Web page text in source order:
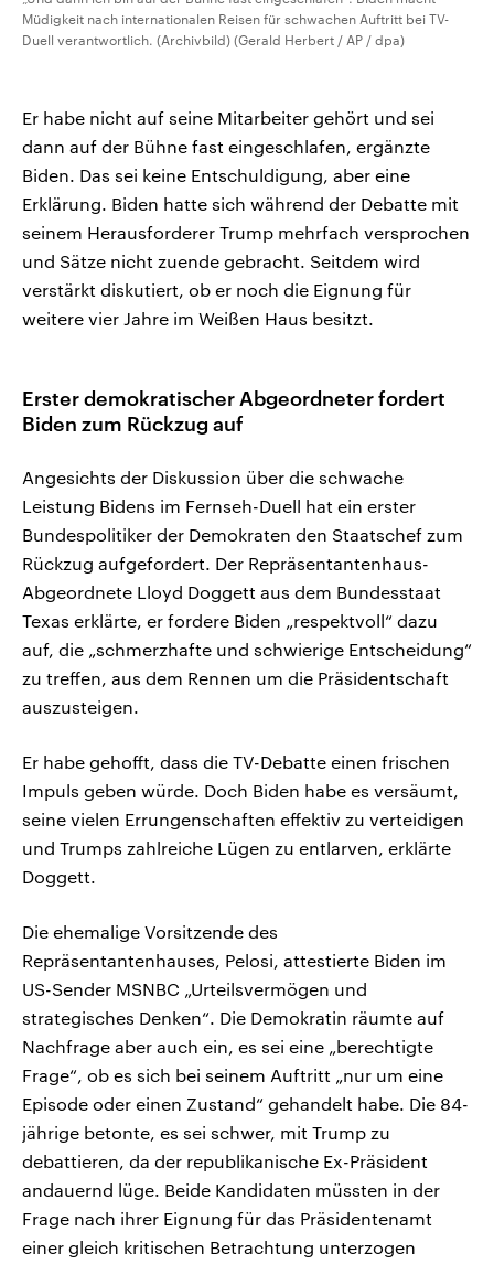
Müdigkeit nach internationalen Reisen für schwachen Auftritt bei TV-
Duell verantwortlich. (Archivbild) (Gerald Herbert / AP / dpa)
Er habe nicht auf seine Mitarbeiter gehört und sei
dann auf der Bühne fast eingeschlafen, ergänzte
Biden. Das sei keine Entschuldigung, aber eine
Erklärung. Biden hatte sich während der Debatte mit
seinem Herausforderer Trump mehrfach versprochen
und Sätze nicht zuende gebracht. Seitdem wird
verstärkt diskutiert, ob er noch die Eignung für
weitere vier Jahre im Weißen Haus besitzt.
Erster demokratischer Abgeordneter fordert
Biden zum Rückzug auf
Angesichts der Diskussion über die schwache
Leistung Bidens im Fernseh-Duell hat ein erster
Bundespolitiker der Demokraten den Staatschef zum
Rückzug aufgefordert. Der Repräsentantenhaus-
Abgeordnete Lloyd Doggett aus dem Bundesstaat
Texas erklärte, er fordere Biden „respektvoll“ dazu
auf, die „schmerzhafte und schwierige Entscheidung“
zu treffen, aus dem Rennen um die Präsidentschaft
auszusteigen.
Er habe gehofft, dass die TV-Debatte einen frischen
Impuls geben würde. Doch Biden habe es versäumt,
seine vielen Errungenschaften effektiv zu verteidigen
und Trumps zahlreiche Lügen zu entlarven, erklärte
Doggett.
Die ehemalige Vorsitzende des
Repräsentantenhauses, Pelosi, attestierte Biden im
US-Sender MSNBC „Urteilsvermögen und
strategisches Denken“. Die Demokratin räumte auf
Nachfrage aber auch ein, es sei eine „berechtigte
Frage“, ob es sich bei seinem Auftritt „nur um eine
Episode oder einen Zustand“ gehandelt habe. Die 84-
jährige betonte, es sei schwer, mit Trump zu
debattieren, da der republikanische Ex-Präsident
andauernd lüge. Beide Kandidaten müssten in der
Frage nach ihrer Eignung für das Präsidentenamt
einer gleich kritischen Betrachtung unterzogen